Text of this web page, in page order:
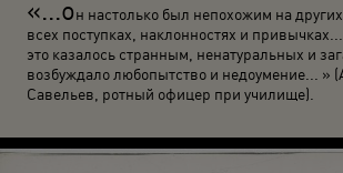
«...он настолько был непохожим на
всех поступках, наклонностях и
это казалось странным, ненатуральных и
возбуждало любопытство и недоумение... »
Савельев, ротный офицер при училище).